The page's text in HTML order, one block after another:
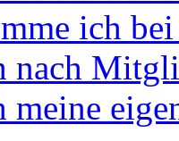
ich
nach